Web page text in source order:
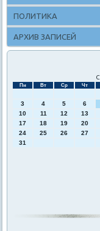
ПОЛИТИКА
АРХИВ ЗАПИСЕЙ
Пн Вт Ср Чт
3
4 5 6
10
11 12 13
17
18 19 20
24
25 26 27
31